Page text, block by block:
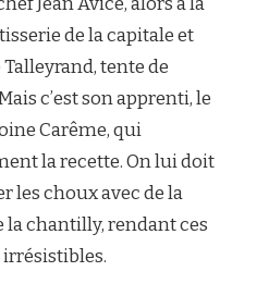
de la capitale et
tente de
c’est son apprenti, le
Carême, qui
la recette. On lui doit
les choux avec de la
la chantilly, rendant ces